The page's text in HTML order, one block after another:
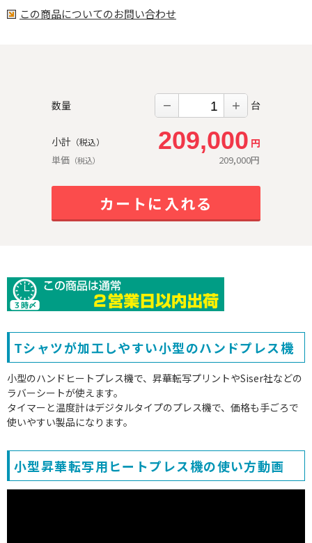
Tシャツが加工しやすい小型のハンドプレス機
小型のハンドヒートプレス機で、昇華転写プリントやSiser社などの
ラバーシートが使えます。
タイマーと温度計はデジタルタイプのプレス機で、価格も手ごろで
使いやすい製品になります。
小型昇華転写用ヒートプレス機の使い方動画
この商品についてのお問い合わせ
数量 － ＋ 台
小計 （税込） 209,000 円
単価 （税込） 209,000円
カートに入れる